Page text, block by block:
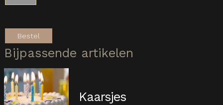
Bestel
Bijpassende artikelen
Kaarsjes